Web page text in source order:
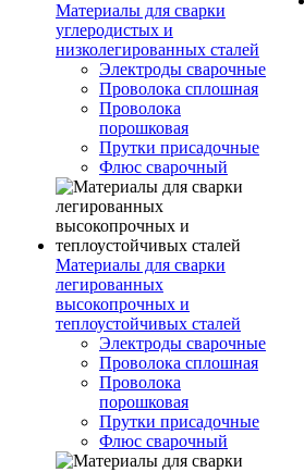
Материалы для сварки
углеродистых и
низколегированных сталей
Электроды сварочные
Проволока сплошная
Проволока
порошковая
Прутки присадочные
Флюс сварочный
Материалы для сварки
легированных
высокопрочных и
теплоустойчивых сталей
Электроды сварочные
Проволока сплошная
Проволока
порошковая
Прутки присадочные
Флюс сварочный